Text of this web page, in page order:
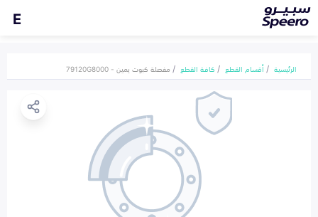
E
الرئيسية أقسام القطع كافة القطع مفصلة كبوت يمين - 79120G8000